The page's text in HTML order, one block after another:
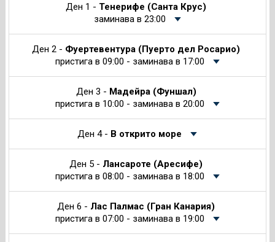
Ден 1 - Тенерифе (Санта Крус)
заминава в 23:00
Ден 2 - Фуертевентура (Пуерто дел Росарио)
пристига в 09:00 - заминава в 17:00
Ден 3 - Мадейра (Фуншал)
пристига в 10:00 - заминава в 20:00
Ден 4 - В открито море
Ден 5 - Лансароте (Аресифе)
пристига в 08:00 - заминава в 18:00
Ден 6 - Лас Палмас (Гран Канария)
пристига в 07:00 - заминава в 19:00